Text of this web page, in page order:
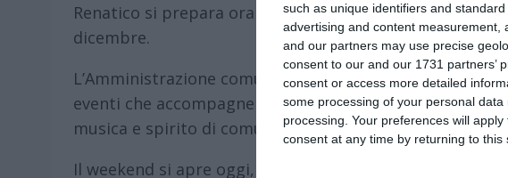
such as unique identifiers and
advertising and content measurement,
and our partners may use precise
consent to our and our 1731 partners’
consent or access more detailed
some processing of your personal
processing. Your preferences will
consent at any time by returning to
Renatico si prepara ora a un nuovo fine settimana ricco
dicembre.
L’Amministrazione comunale e la Pro Loco invitano
eventi che accompagneranno la comunità verso il
musica e spirito di comunità.
Il weekend si apre oggi, sabato 13 dicembre alle ore